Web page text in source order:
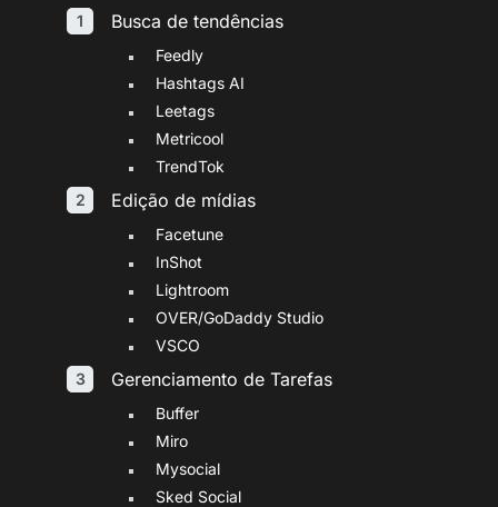
Busca de tendências
Feedly
Hashtags AI
Leetags
Metricool
TrendTok
Edição de mídias
Facetune
InShot
Lightroom
OVER/GoDaddy Studio
VSCO
Gerenciamento de Tarefas
Buffer
Miro
Mysocial
Sked Social